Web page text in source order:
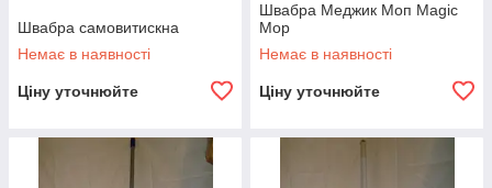
Швабра самовитискна
Немає в наявності
Ціну уточнюйте
Швабра Меджик Моп Magic
Mop
Немає в наявності
Ціну уточнюйте